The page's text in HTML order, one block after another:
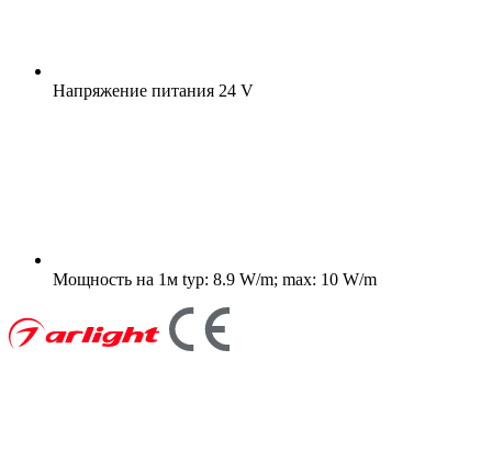
Напряжение питания 24 V
Мощность на 1м typ: 8.9 W/m; max: 10 W/m